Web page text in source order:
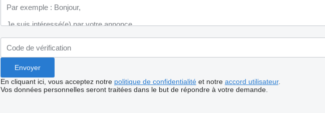
En cliquant ici, vous acceptez notre politique de confidentialitéet notre accord utilisateur.
Vos données personnelles seront traitées dans le but de répondre à votre demande.